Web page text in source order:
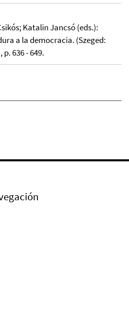
Katalin Jancsó (eds.):
a la democracia. (Szeged:
636 - 649.